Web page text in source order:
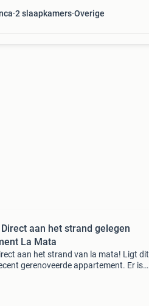
2 slaapkamers Overige
aan het strand gelegen
La Mata
aan het strand van la mata! Ligt dit
gerenoveerde appartement. Er is